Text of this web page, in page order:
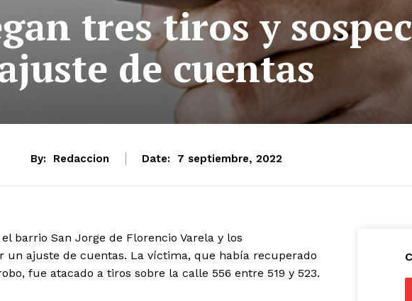
tres tiros y
de cuentas
By: Redaccion Date: 7 septiembre, 2022
barrio San Jorge de Florencio Varela y los
un ajuste de cuentas. La víctima, que había recuperado
fue atacado a tiros sobre la calle 556 entre 519 y 523.